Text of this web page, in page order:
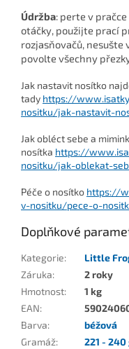
Údržba: perte v
otáčky, použijte prací
rozjasňovačů, nesušte
povolte všechny
Jak nastavit nosítko
tady https://
nositku/jak-nastavit-
Jak obléct sebe a
nosítka https://
nositku/jak-oblekat-
Péče o nosítko https://
v-nositku/pece-o-
Doplňkové
Kategorie:
Little
Záruka:
2 roky
Hmotnost:
1 kg
EAN:
Barva:
béžová
Gramáž:
221 -